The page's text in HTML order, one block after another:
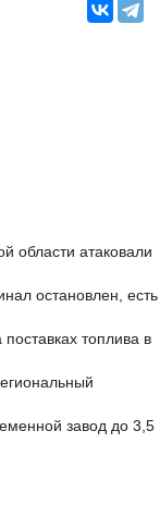
области атаковали
остановлен, есть
топлива в
завод до 3,5